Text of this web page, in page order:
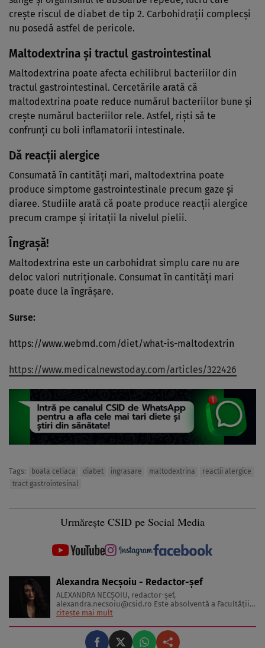
crește riscul de diabet de tip 2. Carbohidrații complecși
nu posedă astfel de pericole.
Maltodextrina și tractul gastrointestinal
Maltodextrina poate afecta echilibrul bacteriilor din
tractul gastrointestinal. Cercetările arată că
maltodextrina poate reduce numărul bacteriilor bune și
crește numărul bacteriilor rele. Astfel, riști să te
confrunți cu boli inflamatorii intestinale.
Dă reacții alergice
Consumată în cantități mari, maltodextrina poate
produce simptome gastrointestinale precum gaze și
diaree. Studiile arată că poate produce reacții alergice
precum crampe și iritații la nivelul pielii.
Îngrașă!
Maltodextrina este un carbohidrat simplu care nu are
deloc valori nutriționale. Consumat în cantități mari
poate duce la îngrășare.
Surse:
https://www.webmd.com/diet/what-is-maltodextrin
https://www.medicalnewstoday.com/articles/322426
Tags: boala celiaca diabet ingrasare maltodextrina
reactii alergice
tract gastrointesinal
Urmărește CSID pe Social Media
Alexandra Necșoiu - Redactor-șef
ALEXANDRA NECŞOIU, redactor-șef,
alexandra.necsoiu@csid.ro Este absolventă a Facultăţii
de Jurnalism şi Ştiinţele Comunicării şi deţine o diplomă
Iubeşte să scrie şi nu se vede făcând altceva, acesta fiind
visul ei încă de pe ...
citește mai mult